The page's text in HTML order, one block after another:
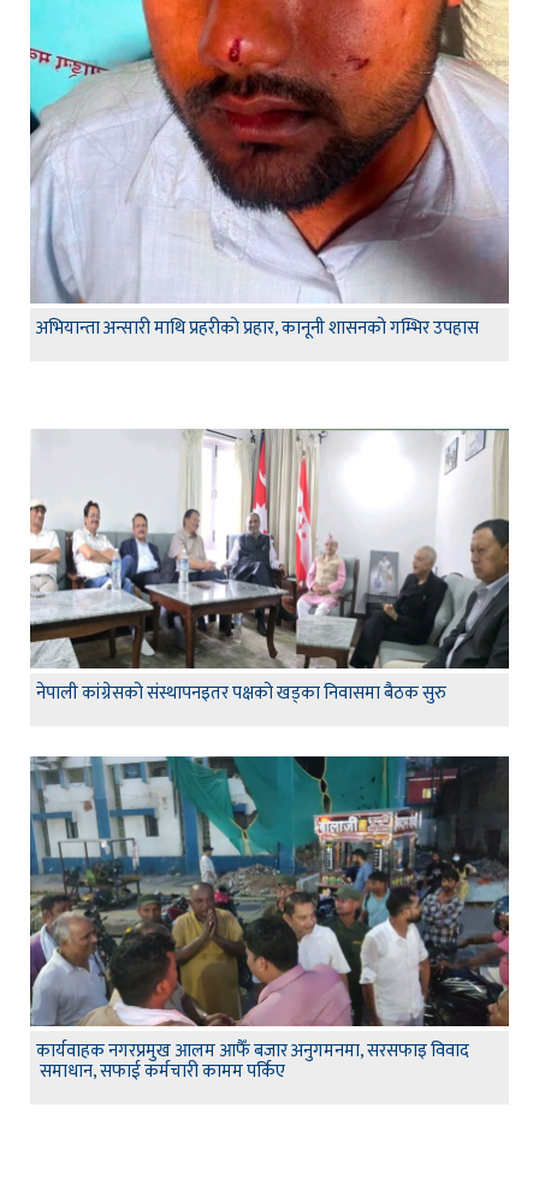
अभियान्ता अन्सारी माथि प्रहरीको प्रहार, कानूनी शासनको गम्भिर उपहास
नेपाली कांग्रेसको संस्थापनइतर पक्षको खड्का निवासमा बैठक सुरु
कार्यवाहक नगरप्रमुख आलम आफैँ बजार अनुगमनमा, सरसफाइ विवाद
समाधान, सफाई कर्मचारी कामम पर्किए